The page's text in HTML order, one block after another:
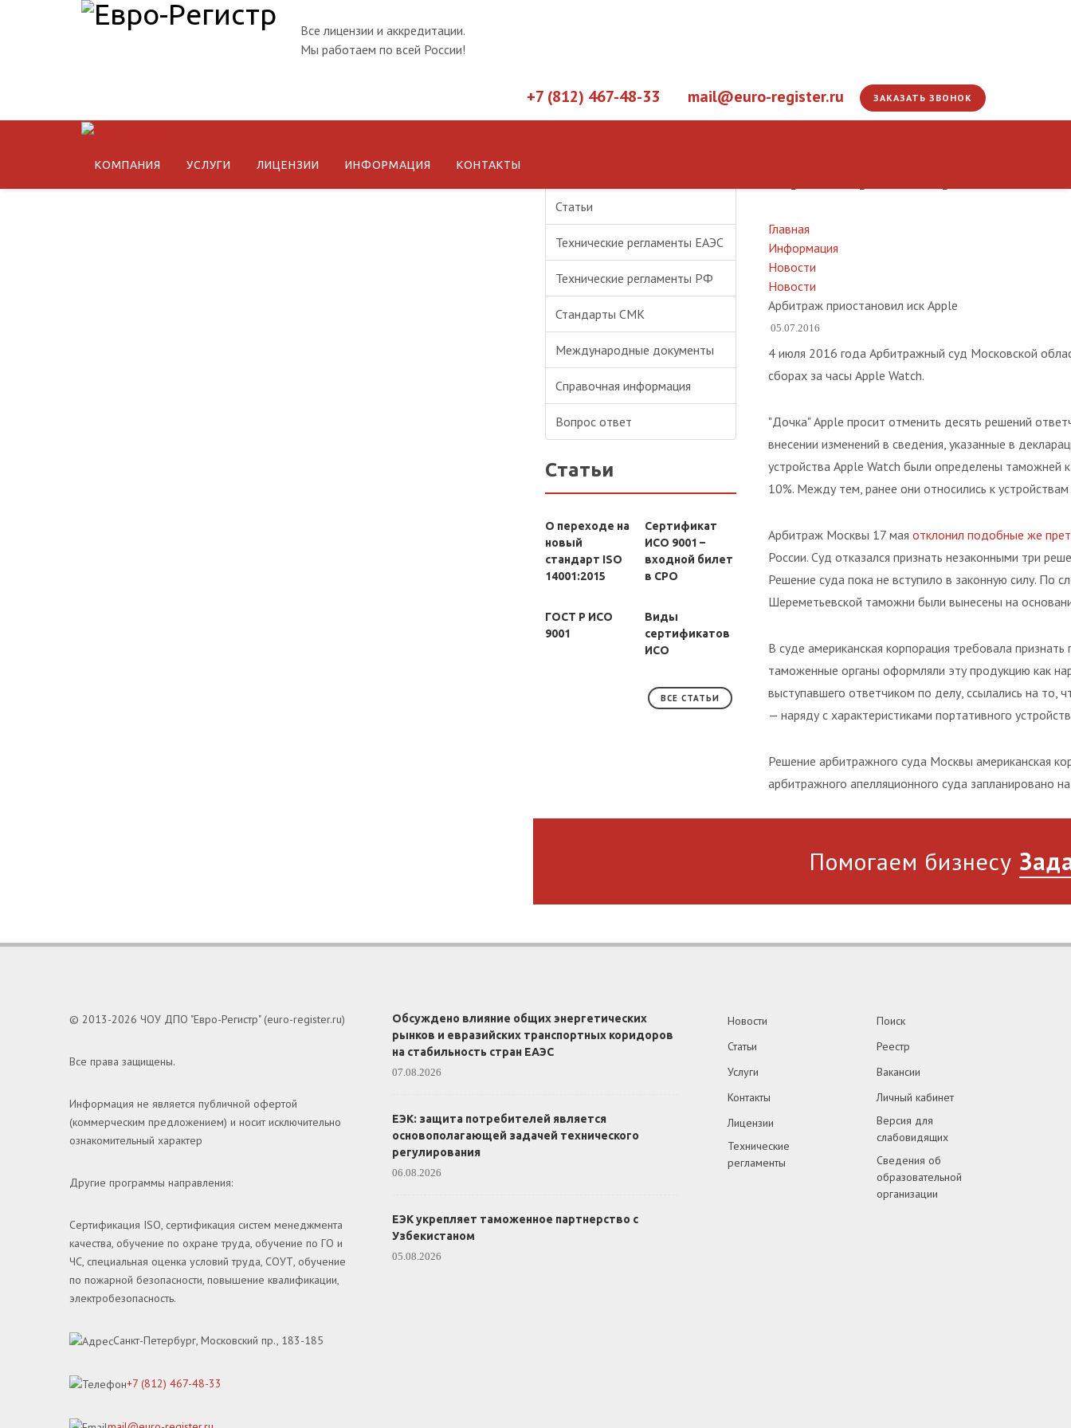
Все лицензии и аккредитации.
Мы работаем по всей России!
+7 (812) 467-48-33 mail@euro-register.ru ЗАКАЗАТЬ ЗВОНОК
КОМПАНИЯ УСЛУГИ ЛИЦЕНЗИИ ИНФОРМАЦИЯ КОНТАКТЫ
Статьи
Технические регламенты ЕАЭС
Технические регламенты РФ
Стандарты СМК
Международные документы
Справочная информация
Вопрос ответ
Статьи
О переходе на
новый
стандарт ISO
14001:2015
Сертификат
ИСО 9001 –
входной билет
в СРО
ГОСТ Р ИСО
9001
Виды
сертификатов
ИСО
ВСЕ СТАТЬИ
Главная
Информация
Новости
Новости
Арбитраж приостановил иск Apple
05.07.2016
4 июля 2016 года Арбитражный суд Московской
сборах за часы Apple Watch.
"Дочка" Apple просит отменить десять решений
внесении изменений в сведения, указанные в
устройства Apple Watch были определены таможней
10%. Между тем, ранее они относились к
Арбитраж Москвы 17 мая отклонил подобные же
России. Суд отказался признать незаконными три
Решение суда пока не вступило в законную силу. По
Шереметьевской таможни были вынесены на
В суде американская корпорация требовала
таможенные органы оформляли эту продукцию как
выступавшего ответчиком по делу, ссылались на то,
— наряду с характеристиками портативного
Решение арбитражного суда Москвы американская
арбитражного апелляционного суда запланировано на
Помогаем бизнесу
© 2013-2026 ЧОУ ДПО "Евро-Регистр" (euro-register.ru)
Все права защищены.
Информация не является публичной офертой
(коммерческим предложением) и носит исключительно
ознакомительный характер
Другие программы направления:
Сертификация ISO, сертификация систем менеджмента
качества, обучение по охране труда, обучение по ГО и
ЧС, специальная оценка условий труда, СОУТ, обучение
по пожарной безопасности, повышение квалификации,
электробезопасность.
Санкт-Петербург, Московский пр., 183-185
+7 (812) 467-48-33
Обсуждено влияние общих энергетических
рынков и евразийских транспортных коридоров
на стабильность стран ЕАЭС
07.08.2026
ЕЭК: защита потребителей является
основополагающей задачей технического
регулирования
06.08.2026
ЕЭК укрепляет таможенное партнерство с
Узбекистаном
05.08.2026
Новости
Статьи
Услуги
Контакты
Лицензии
Технические
регламенты
Поиск
Реестр
Вакансии
Личный кабинет
Версия для
слабовидящих
Сведения об
образовательной
организации